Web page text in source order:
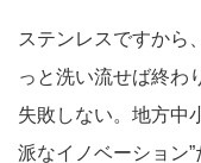
ステンレスですから
っと洗い流せば終わ
失敗しない。地方中
派なイノベーション”